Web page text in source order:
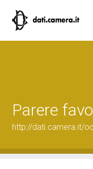
Parere
http://dati.camera.it/